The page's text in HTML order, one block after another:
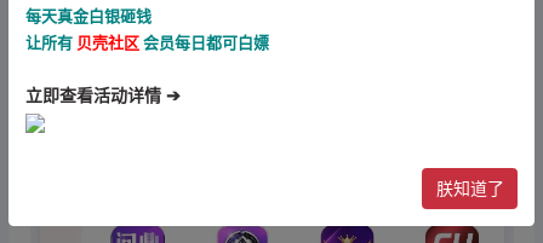
每天真金白银砸钱
让所有 贝壳社区 会员每日都可白嫖
立即查看活动详情 ➔
朕知道了